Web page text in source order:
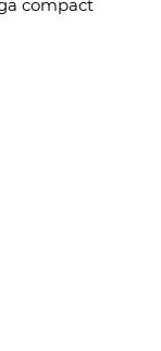
compact